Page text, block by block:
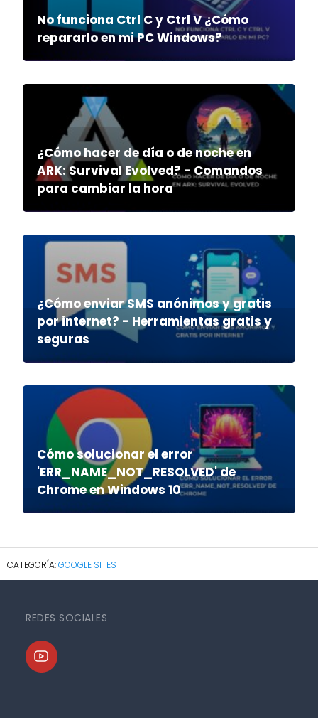
No funciona Ctrl C y Ctrl V ¿Cómo
repararlo en mi PC Windows?
¿Cómo hacer de día o de noche en
ARK: Survival Evolved? - Comandos
para cambiar la hora
¿Cómo enviar SMS anónimos y gratis
por internet? - Herramientas gratis y
seguras
Cómo solucionar el error
'ERR_NAME_NOT_RESOLVED' de
Chrome en Windows 10
GOOGLE SITES
REDES SOCIALES